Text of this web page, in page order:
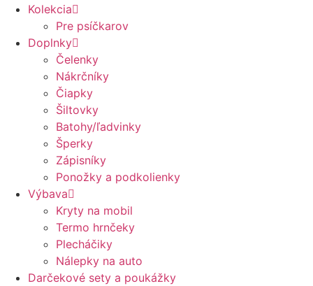
Kolekcia
Pre psíčkarov
Doplnky
Čelenky
Nákrčníky
Čiapky
Šiltovky
Batohy/ľadvinky
Šperky
Zápisníky
Ponožky a podkolienky
Výbava
Kryty na mobil
Termo hrnčeky
Plecháčiky
Nálepky na auto
Darčekové sety a poukážky